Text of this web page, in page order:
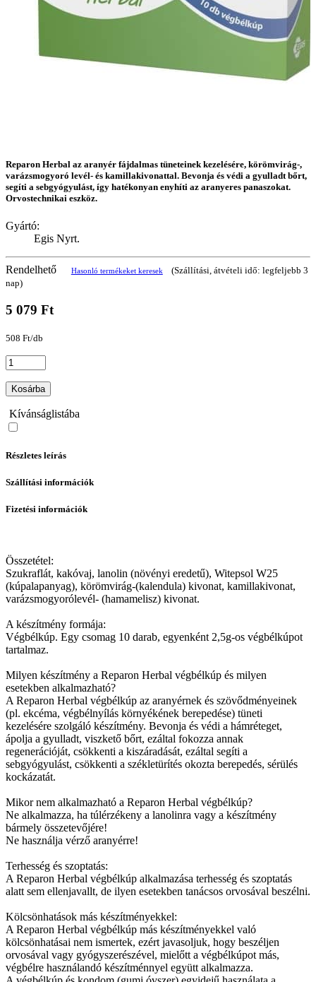
Reparon Herbal az aranyér fájdalmas tüneteinek kezelésére, körömvirág-,
varázsmogyoró levél- és kamillakivonattal. Bevonja és védi a gyulladt bőrt,
segíti a sebgyógyulást, így hatékonyan enyhíti az aranyeres panaszokat.
Orvostechnikai eszköz.
Gyártó:
Egis Nyrt.
Rendelhető Hasonló termékeket keresek
(Szállítási, átvételi idő: legfeljebb 3
nap)
5 079 Ft
508 Ft/db
Kosárba
Kívánságlistába
Részletes leírás
Szállítási információk
Fizetési információk
Összetétel:
Szukraflát, kakóvaj, lanolin (növényi eredetű), Witepsol W25
(kúpalapanyag), körömvirág-(kalendula) kivonat, kamillakivonat,
varázsmogyorólevél- (hamamelisz) kivonat.
A készítmény formája:
Végbélkúp. Egy csomag 10 darab, egyenként 2,5g-os végbélkúpot
tartalmaz.
Milyen készítmény a Reparon Herbal végbélkúp és milyen
esetekben alkalmazható?
A Reparon Herbal végbélkúp az aranyérnek és szövődményeinek
(pl. ekcéma, végbélnyílás környékének berepedése) tüneti
kezelésére szolgáló készítmény. Bevonja és védi a hámréteget,
ápolja a gyulladt, viszkető bőrt, ezáltal fokozza annak
regenerációját, csökkenti a kiszáradását, ezáltal segíti a
sebgyógyulást, csökkenti a székletürítés okozta berepedés, sérülés
kockázatát.
Mikor nem alkalmazható a Reparon Herbal végbélkúp?
Ne alkalmazza, ha túlérzékeny a lanolinra vagy a készítmény
bármely összetevőjére!
Ne használja vérző aranyérre!
Terhesség és szoptatás:
A Reparon Herbal végbélkúp alkalmazása terhesség és szoptatás
alatt sem ellenjavallt, de ilyen esetekben tanácsos orvosával beszélni.
Kölcsönhatások más készítményekkel:
A Reparon Herbal végbélkúp más készítményekkel való
kölcsönhatásai nem ismertek, ezért javasoljuk, hogy beszéljen
orvosával vagy gyógyszerészével, mielőtt a végbélkúpot más,
végbélre használandó készítménnyel együtt alkalmazza.